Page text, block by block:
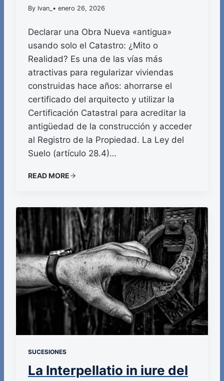
By Ivan_ • enero 26, 2026
Declarar una Obra Nueva «antigua»
usando solo el Catastro: ¿Mito o
Realidad? Es una de las vías más
atractivas para regularizar viviendas
construidas hace años: ahorrarse el
certificado del arquitecto y utilizar la
Certificación Catastral para acreditar la
antigüedad de la construcción y acceder
al Registro de la Propiedad. La Ley del
Suelo (artículo 28.4)…
READ MORE
SUCESIONES
La Interpellatio in iure del